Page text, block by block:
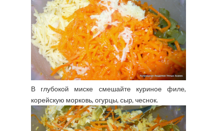
В глубокой миске смешайте куриное филе,
корейскую морковь, огурцы, сыр, чеснок.